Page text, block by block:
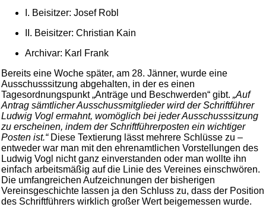
I. Beisitzer: Josef Robl
II. Beisitzer: Christian Kain
Archivar: Karl Frank
Bereits eine Woche später, am 28. Jänner, wurde eine
Ausschusssitzung abgehalten, in der es einen
Tagesordnungspunkt „Anträge und Beschwerden“ gibt. „Auf
Antrag sämtlicher Ausschussmitglieder wird der Schriftführer
Ludwig Vogl ermahnt, womöglich bei jeder Ausschusssitzung
zu erscheinen, indem der Schriftführerposten ein wichtiger
Posten ist.“Diese Textierung lässt mehrere Schlüsse zu –
entweder war man mit den ehrenamtlichen Vorstellungen des
Ludwig Vogl nicht ganz einverstanden oder man wollte ihn
einfach arbeitsmäßig auf die Linie des Vereines einschwören.
Die umfangreichen Aufzeichnungen der bisherigen
Vereinsgeschichte lassen ja den Schluss zu, dass der Position
des Schriftführers wirklich großer Wert beigemessen wurde.